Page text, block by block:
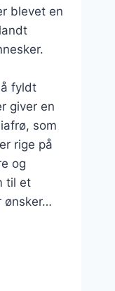
blevet en
fyldt
giver en
som
rige på
og
til et
ønsker…